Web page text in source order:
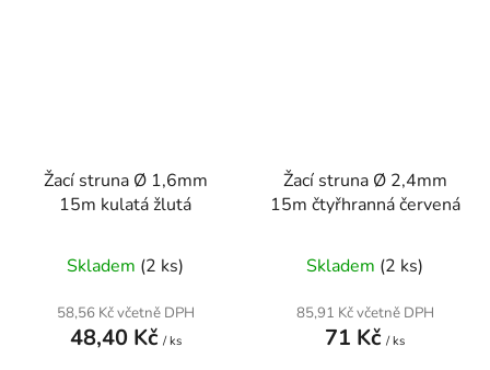
Žací struna Ø 1,6mm
15m kulatá žlutá
Skladem (2 ks)
58,56 Kč včetně DPH
48,40 Kč / ks
Žací struna Ø 2,4mm
15m čtyřhranná červená
Skladem (2 ks)
85,91 Kč včetně DPH
71 Kč / ks